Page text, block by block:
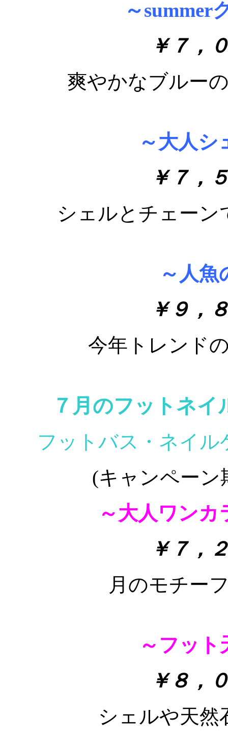
～summer
￥７，
爽やかなブルー
～大人シ
￥７，
シェルとチェー
～人魚
￥９，
今年トレンド
７月のフットネ
フットバス・ネイ
(キャンペーン
～大人ワン
￥７，
月のモチー
～フット
￥８，
シェルや天然